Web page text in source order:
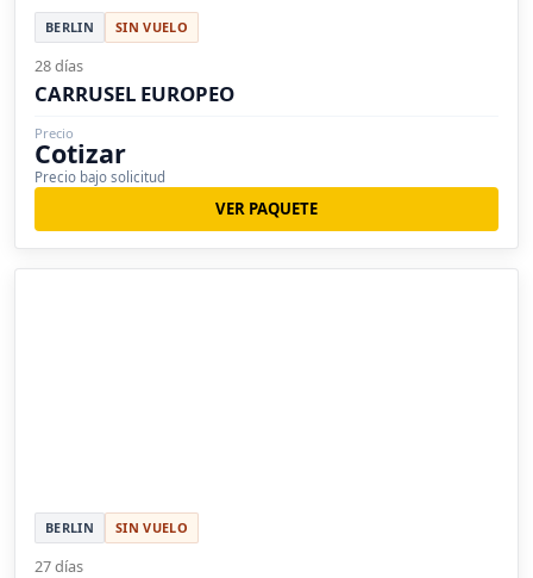
BERLIN SIN VUELO
28 días
CARRUSEL EUROPEO
Precio
Cotizar
Precio bajo solicitud
VER PAQUETE
BERLIN SIN VUELO
27 días